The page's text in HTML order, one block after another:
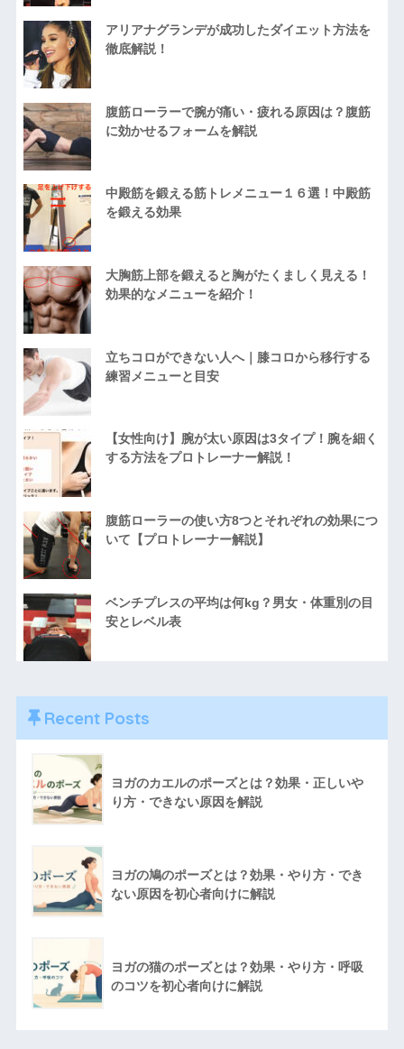
アリアナグランデが成功したダイエット方法を
徹底解説！
腹筋ローラーで腕が痛い・疲れる原因は？腹筋
に効かせるフォームを解説
中殿筋を鍛える筋トレメニュー１６選！中殿筋
を鍛える効果
大胸筋上部を鍛えると胸がたくましく見える！
効果的なメニューを紹介！
立ちコロができない人へ｜膝コロから移行する
練習メニューと目安
【女性向け】腕が太い原因は3タイプ！腕を細く
する方法をプロトレーナー解説！
腹筋ローラーの使い方8つとそれぞれの効果につ
いて【プロトレーナー解説】
ベンチプレスの平均は何kg？男女・体重別の目
安とレベル表
Recent Posts
ヨガのカエルのポーズとは？効果・正しいや
り方・できない原因を解説
ヨガの鳩のポーズとは？効果・やり方・でき
ない原因を初心者向けに解説
ヨガの猫のポーズとは？効果・やり方・呼吸
のコツを初心者向けに解説